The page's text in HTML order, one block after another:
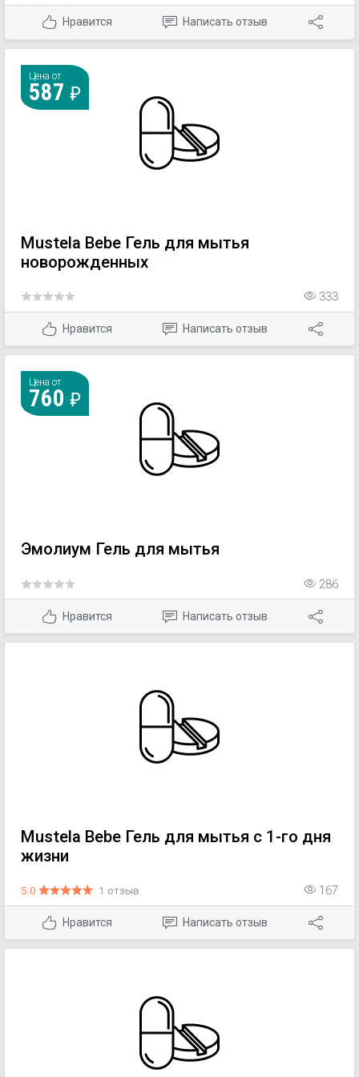
Нравится Написать отзыв
Цена от
587
Mustela Bebe Гель для мытья
новорожденных
333
Нравится Написать отзыв
Цена от
760
Эмолиум Гель для мытья
286
Нравится Написать отзыв
Mustela Bebe Гель для мытья с 1-го дня
жизни
5.0 1 отзыв 167
Нравится Написать отзыв